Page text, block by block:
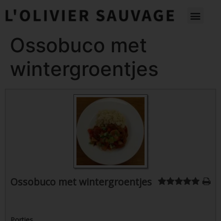
Ossobuco met
wintergroentjes
Ossobuco met wintergroentjes